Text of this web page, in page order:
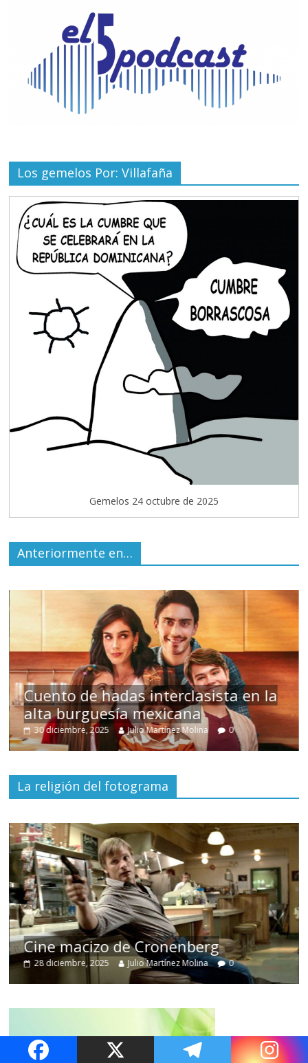
Los gemelos Por: Villafaña
Gemelos 24 octubre de 2025
Anteriormente en…
Cuento de hadas interclasista en la
alta burguesía mexicana
30 diciembre, 2025 Julio Martínez Molina 0
La religión del fotograma
Cine macizo de Cronenberg
28 diciembre, 2025 Julio Martínez Molina 0